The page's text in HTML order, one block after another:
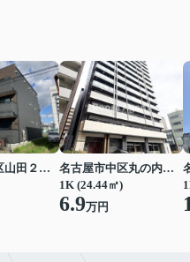
名古屋市北区山田２丁目
名古屋市中区丸の内２丁目
1K (24.44㎡)
6.9万円